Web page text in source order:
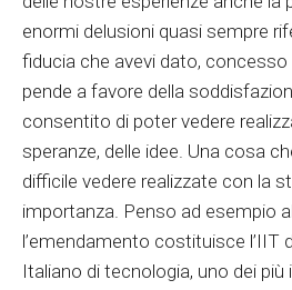
enormi delusioni quasi sempre
fiducia che avevi dato, concesso
pende a favore della
consentito di poter vedere
speranze, delle idee. Una cosa
difficile vedere realizzate con la
importanza. Penso ad esempio
l’emendamento costituisce l’IIT
Italiano di tecnologia, uno dei